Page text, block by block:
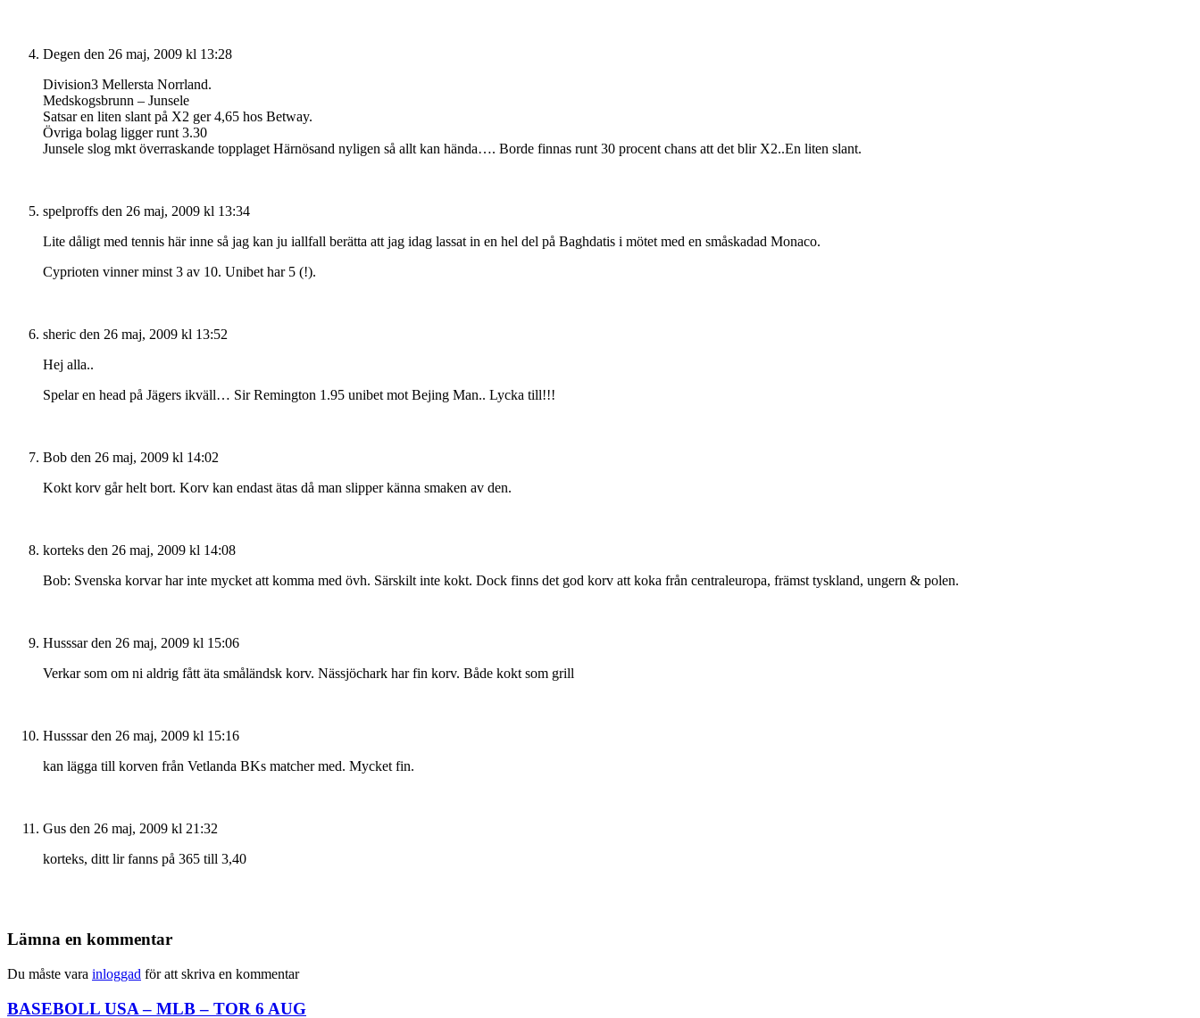
Degen den 26 maj, 2009 kl 13:28
Division3 Mellersta Norrland.
Medskogsbrunn – Junsele
Satsar en liten slant på X2 ger 4,65 hos Betway.
Övriga bolag ligger runt 3.30
Junsele slog mkt överraskande topplaget Härnösand nyligen så allt kan hända…. Borde finnas runt 30 procent chans att det blir X2..En liten slant.
spelproffs den 26 maj, 2009 kl 13:34
Lite dåligt med tennis här inne så jag kan ju iallfall berätta att jag idag lassat in en hel del på Baghdatis i mötet med en småskadad Monaco.
Cyprioten vinner minst 3 av 10. Unibet har 5 (!).
sheric den 26 maj, 2009 kl 13:52
Hej alla..
Spelar en head på Jägers ikväll… Sir Remington 1.95 unibet mot Bejing Man.. Lycka till!!!
Bob den 26 maj, 2009 kl 14:02
Kokt korv går helt bort. Korv kan endast ätas då man slipper känna smaken av den.
korteks den 26 maj, 2009 kl 14:08
Bob: Svenska korvar har inte mycket att komma med övh. Särskilt inte kokt. Dock finns det god korv att koka från centraleuropa, främst tyskland, ungern & polen.
Husssar den 26 maj, 2009 kl 15:06
Verkar som om ni aldrig fått äta småländsk korv. Nässjöchark har fin korv. Både kokt som grill
Husssar den 26 maj, 2009 kl 15:16
kan lägga till korven från Vetlanda BKs matcher med. Mycket fin.
Gus den 26 maj, 2009 kl 21:32
korteks, ditt lir fanns på 365 till 3,40
Lämna en kommentar
Du måste vara inloggad för att skriva en kommentar
BASEBOLL USA – MLB – TOR 6 AUG